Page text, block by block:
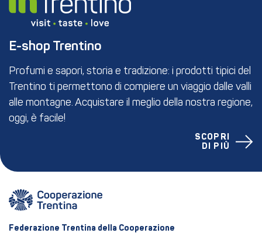
E-shop Trentino
Profumi e sapori, storia e tradizione: i prodotti tipici del
Trentino ti permettono di compiere un viaggio dalle valli
alle montagne. Acquistare il meglio della nostra regione,
oggi, è facile!
SCOPRI
DI PIÙ
Federazione Trentina della Cooperazione